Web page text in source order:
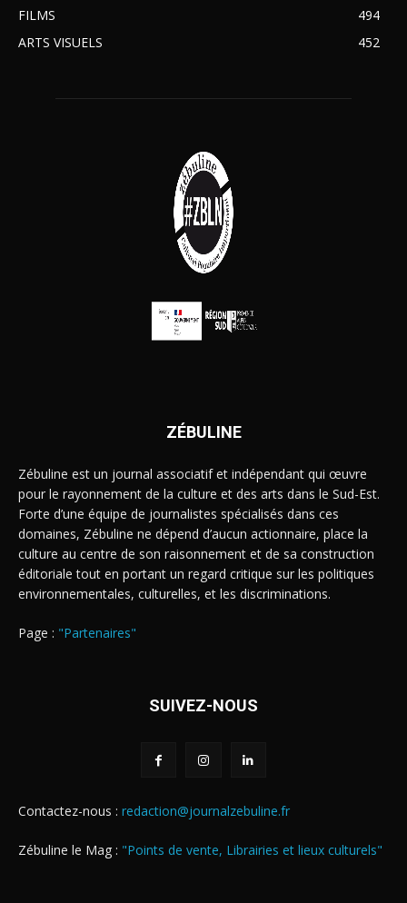
FILMS
494
ARTS VISUELS
452
ZÉBULINE
Zébuline est un journal associatif et indépendant qui œuvre
pour le rayonnement de la culture et des arts dans le Sud-Est.
Forte d’une équipe de journalistes spécialisés dans ces
domaines, Zébuline ne dépend d’aucun actionnaire, place la
culture au centre de son raisonnement et de sa construction
éditoriale tout en portant un regard critique sur les politiques
environnementales, culturelles, et les discriminations.
Page : "Partenaires"
SUIVEZ-NOUS
Contactez-nous : redaction@journalzebuline.fr
Zébuline le Mag : "Points de vente, Librairies et lieux culturels"